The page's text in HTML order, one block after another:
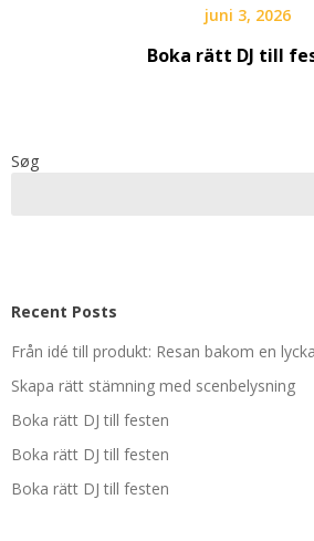
juni 3, 2026
Boka rätt DJ till
Søg
Recent Posts
Från idé till produkt: Resan bakom en
Skapa rätt stämning med scenbelysning
Boka rätt DJ till festen
Boka rätt DJ till festen
Boka rätt DJ till festen